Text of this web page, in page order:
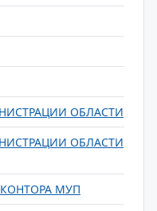
ОБЛАСТИ
ОБЛАСТИ
МУП